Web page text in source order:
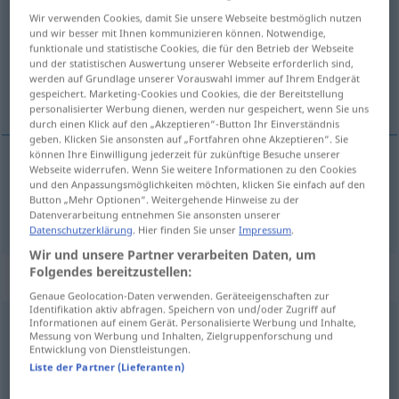
Übersicht aller Übersetzungen
(Für mehr Details die Übersetzung anklicken/antippen)
furente, infuriato, furioso
furente,infuriato,furioso wütend
Beispielsätze für "wütend"
jemanden wütendanblitzen
guardareqncon occhi fiammeggianti
Wir verwenden Cookies, damit Sie unsere Webseite bestmöglich nutzen
und wir besser mit Ihnen kommunizieren können. Notwendige,
funktionale und statistische Cookies, die für den Betrieb der Webseite
und der statistischen Auswertung unserer Webseite erforderlich sind,
werden auf Grundlage unserer Vorauswahl immer auf Ihrem Endgerät
gespeichert. Marketing-Cookies und Cookies, die der Bereitstellung
personalisierter Werbung dienen, werden nur gespeichert, wenn Sie uns
durch einen Klick auf den „Akzeptieren“-Button Ihr Einverständnis
geben. Klicken Sie ansonsten auf „Fortfahren ohne Akzeptieren“. Sie
können Ihre Einwilligung jederzeit für zukünftige Besuche unserer
Webseite widerrufen. Wenn Sie weitere Informationen zu den Cookies
und den Anpassungsmöglichkeiten möchten, klicken Sie einfach auf den
Button „Mehr Optionen“. Weitergehende Hinweise zu der
Datenverarbeitung entnehmen Sie ansonsten unserer
Datenschutzerklärung. Hier finden Sie unserImpressum.
Wir und unsere Partner verarbeiten Daten, um
Folgendes bereitzustellen:
Genaue Geolocation-Daten verwenden. Geräteeigenschaften zur
Identifikation aktiv abfragen. Speichern von und/oder Zugriff auf
Informationen auf einem Gerät. Personalisierte Werbung und Inhalte,
Messung von Werbung und Inhalten, Zielgruppenforschung und
Entwicklung von Dienstleistungen.
Liste der Partner (Lieferanten)